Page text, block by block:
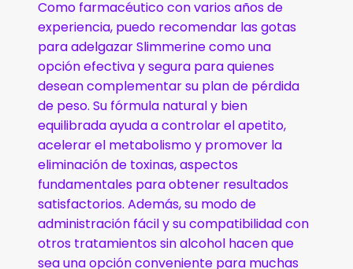
Como farmacéutico con varios años de
experiencia, puedo recomendar las gotas
para adelgazar Slimmerine como una
opción efectiva y segura para quienes
desean complementar su plan de pérdida
de peso. Su fórmula natural y bien
equilibrada ayuda a controlar el apetito,
acelerar el metabolismo y promover la
eliminación de toxinas, aspectos
fundamentales para obtener resultados
satisfactorios. Además, su modo de
administración fácil y su compatibilidad con
otros tratamientos sin alcohol hacen que
sea una opción conveniente para muchas